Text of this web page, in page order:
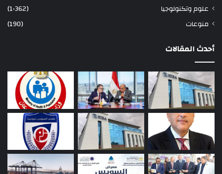
علوم وتكنولوجيا
(1٬362)
منوعات
(190)
أحدث المقالات